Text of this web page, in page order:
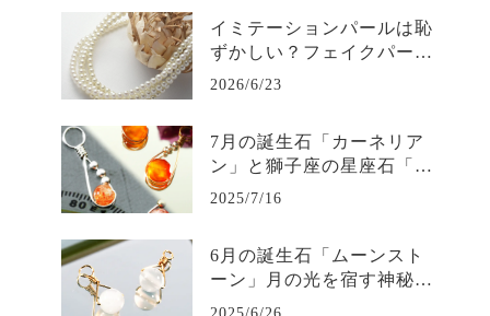
イミテーションパールは恥
ずかしい？フェイクパール
と本真珠は、使い分けもス
2026/6/23
7月の誕生石「カーネリア
ン」と獅子座の星座石「サ
ンストーン」― 古代から
2025/7/16
6月の誕生石「ムーンスト
ーン」月の光を宿す神秘の
宝石の石言葉やストーリー